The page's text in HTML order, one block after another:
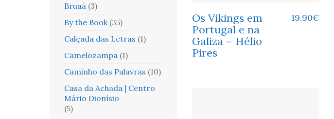
Os Vikings em
Portugal e na
Galiza – Hélio
Pires
19,90€
Bruaá (3)
By the Book (35)
Calçada das Letras (1)
Camelozampa (1)
Caminho das Palavras (10)
Casa da Achada | Centro
Mário Dionísio
(5)